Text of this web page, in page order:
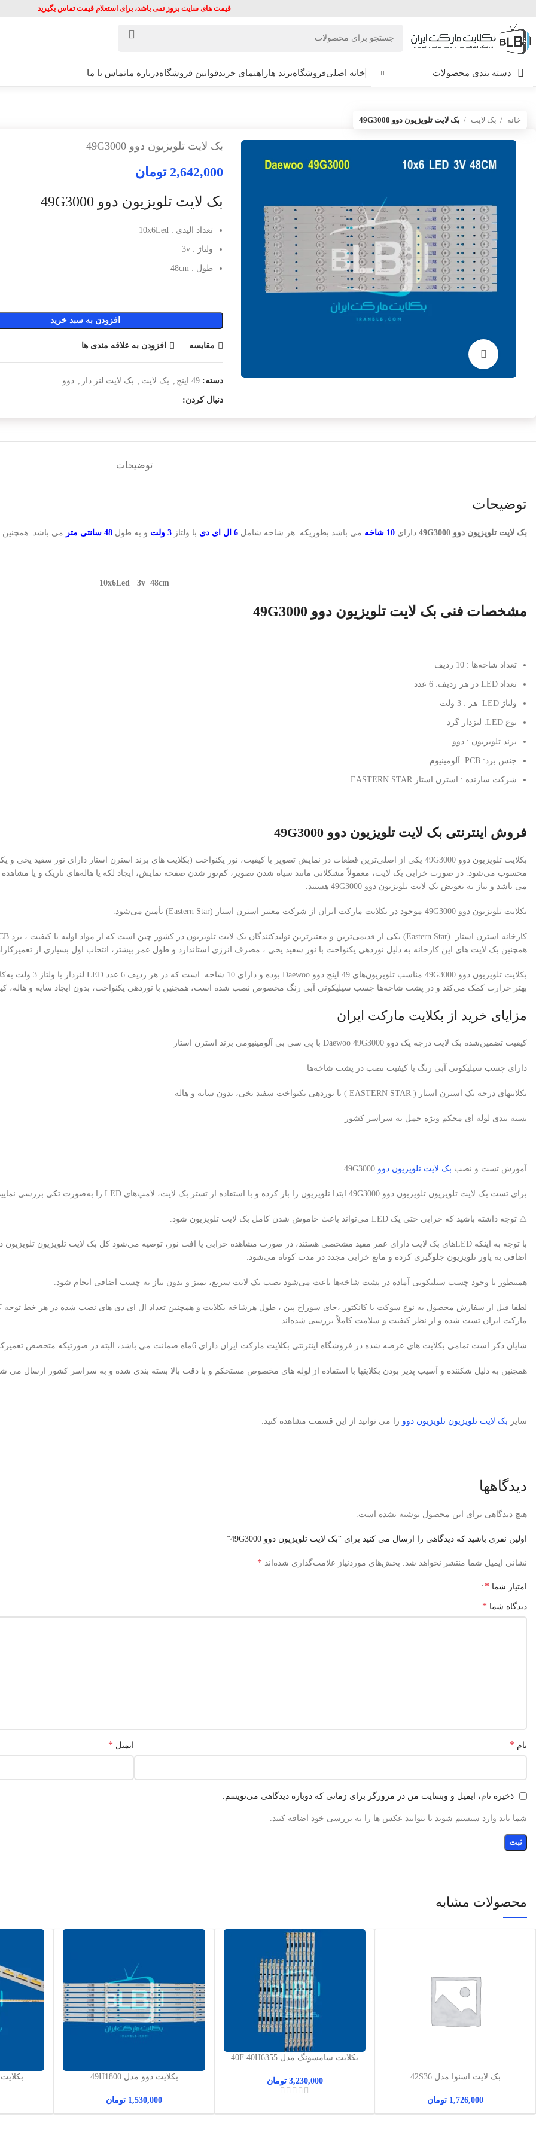
قیمت های سایت بروز نمی باشد، برای استعلام قیمت تماس بگیرید
دسته بندی محصولات خانه اصلیفروشگاهبرند هاراهنمای خریدقوانین فروشگاهدرباره ماتماس با ما
خانه بک لایت بک لایت تلویزیون دوو 49G3000
بک لایت تلویزیون دوو 49G3000
2,642,000 تومان
بک لایت تلویزیون دوو 49G3000
تعداد الیدی : 10x6Led
ولتاژ : 3v
طول : 48cm
افزودن به سبد خرید
مقایسه افزودن به علاقه مندی ها
دسته: 49 اینچ , بک لایت , بک لایت لنز دار , دوو
دنبال کردن:
توضیحات
توضیحات
بک لایت تلویزیون دوو 49G3000 دارای 10 شاخه می باشد بطوریکه هر شاخه شامل 6 ال ای دی با ولتاژ 3 ولت و به طول 48 سانتی متر می باشد.
10x6Led 3v 48cm
مشخصات فنی بک لایت تلویزیون دوو 49G3000
تعداد شاخه‌ها : 10 ردیف
تعداد LED در هر ردیف: 6 عدد
ولتاژ LED هر : 3 ولت
نوع LED: لنزدار گرد
برند تلویزیون : دوو
جنس برد: PCB آلومینیوم
شرکت سازنده : استرن استار EASTERN STAR
فروش اینترنتی بک لایت تلویزیون دوو 49G3000
بکلایت تلویزیون دوو 49G3000 یکی از اصلی‌ترین قطعات در نمایش تصویر با کیفیت، نور یکنواخت (بکلایت های برند استرن استار دارای نور سفید یخی و یکنواخت هستند) و شفاف در تلویزیون‌های 49 اینچ سری 49G3000 دوو
محسوب می‌شود. در صورت خرابی بک لایت، معمولاً مشکلاتی مانند سیاه شدن تصویر، کم‌نور شدن صفحه نمایش، ایجاد لکه یا هاله‌های تاریک و یا
می باشد و نیاز به تعویض بک لایت تلویزیون دوو 49G3000 هستند.
بکلایت تلویزیون دوو 49G3000 موجود در بکلایت مارکت ایران از شرکت معتبر استرن استار (Eastern Star) تأمین می‌شود.
همچنین بک لایت های این کارخانه به دلیل نوردهی یکنواخت با نور سفید یخی ، مصرف انرژی استاندارد و طول عمر بیشتر، انتخاب اول بسیاری از
بکلایت تلویزیون دوو 49G3000 مناسب تلویزیون‌های 49 اینچ دوو
بهتر حرارت کمک می‌کند و در پشت شاخه‌ها چسب سیلیکونی آبی رنگ مخصوص نصب شده است، همچنین با نوردهی یکنواخت، بدون ایجاد سایه و هاله،
مزایای خرید از بکلایت مارکت ایران
کیفیت تضمین‌شده بک لایت درجه یک دوو Daewoo 49G3000 با پی سی بی آلومینیومی برند استرن استار
دارای چسب سیلیکونی آبی رنگ با کیفیت نصب در پشت شاخه‌ها
بکلایتهای درجه یک استرن استار ( EASTERN STAR ) با نوردهی یکنواخت سفید یخی، بدون سایه و هاله
بسته بندی لوله ای محکم ویژه حمل به سراسر کشور
آموزش تست و نصب بک لایت تلویزیون دوو
برای تست بک لایت تلویزیون تلویزیون دوو 49G3000 ابتدا تلویزیون را باز کرده و با استفاده از تستر بک لایت، لامپ‌های LED را به‌صورت تکی بررسی نمایید.
⚠️ توجه داشته باشید که خرابی حتی یک LED می‌تواند باعث خاموش شدن کامل بک لایت تلویزیون شود.
اضافی به پاور تلویزیون جلوگیری کرده و مانع خرابی مجدد در مدت کوتاه می‌شود.
همینطور با وجود چسب سیلیکونی آماده در پشت شاخه‌ها باعث می‌شود نصب بک لایت سریع، تمیز و بدون نیاز به چسب اضافی انجام شود.
لطفا قبل از سفارش محصول به نوع سوکت یا کانکتور ،جای سوراخ پین ، طول هرشاخه بکلایت و همچنین تعداد ال ای دی های نصب شده در هر خط توجه
مارکت ایران تست شده و از نظر کیفیت و سلامت کاملاً بررسی شده‌اند.
شایان ذکر است تمامی بکلایت های عرضه شده در فروشگاه اینترنتی بکلایت مارکت ایران دارای 6ماه ضمانت می باشد، البته در صورتیکه متخصص تعمیرکار تلویزیون باشید، بکلایت معیوب پس از تایید کارشناسان ما تعویض میگردد.
همچنین به دلیل شکننده و آسیب پذیر بودن بکلایتها با استفاده از لوله های مخصوص مستحکم و با دقت بالا بسته بندی شده و به سراسر کشور ارسال می
سایر بک لایت تلویزیون تلویزیون دوو را می توانید از این قسمت مشاهده کنید.
دیدگاهها
هیچ دیدگاهی برای این محصول نوشته نشده است.
اولین نفری باشید که دیدگاهی را ارسال می کنید برای “بک لایت تلویزیون دوو 49G3000”
نشانی ایمیل شما منتشر نخواهد شد. بخش‌های موردنیاز علامت‌گذاری شده‌اند *
امتیاز شما *
دیدگاه شما *
نام * ایمیل *
ذخیره نام، ایمیل و وبسایت من در مرورگر برای زمانی که دوباره دیدگاهی می‌نویسم.
شما باید وارد سیستم شوید تا بتوانید عکس ها را به بررسی خود اضافه کنید.
محصولات مشابه
بک لایت اسنوا مدل 42S36
1,726,000 تومان
بکلایت سامسونگ مدل 40F 40H6355
3,230,000 تومان بکلایت دوو مدل 49H1800
1,530,000 تومان